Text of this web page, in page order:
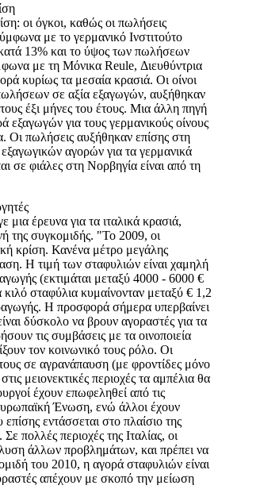
οι όγκοι, καθώς οι πωλήσεις
με το γερμανικό Ινστιτούτο
13% και το ύψος των πωλήσεων
με τη Μόνικα Reule, Διευθύντρια
κυρίως τα μεσαία κρασιά. Οι οίνοι
σε αξία εξαγωγών, αυξήθηκαν
έξι μήνες του έτους. Μια άλλη πηγή
εξαγωγών για τους γερμανικούς οίνους
Οι πωλήσεις αυξήθηκαν επίσης στη
αγορών για τα γερμανικά
σε φιάλες στη Νορβηγία είναι από τη
έρευνα για τα ιταλικά κρασιά,
της συγκομιδής. "Το 2009, οι
κρίση. Κανένα μέτρο μεγάλης
Η τιμή των σταφυλιών είναι χαμηλή
(εκτιμάται μεταξύ 4000 - 6000 €
σταφύλια κυμαίνονταν μεταξύ € 1,2
Η προσφορά σήμερα υπερβαίνει
δύσκολο να βρουν αγοραστές για τα
τις συμβάσεις με τα οινοποιεία
τον κοινωνικό τους ρόλο. Οι
σε αγρανάπαυση (με φροντίδες μόνο
μειονεκτικές περιοχές τα αμπέλια θα
έχουν επωφεληθεί από τις
Ένωση, ενώ άλλοι έχουν
επίσης εντάσσεται στο πλαίσιο της
πολλές περιοχές της Ιταλίας, οι
άλλων προβλημάτων, και πρέπει να
του 2010, η αγορά σταφυλιών είναι
απέχουν με σκοπό την μείωση